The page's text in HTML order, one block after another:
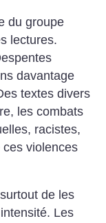
du groupe
lectures.
davantage
textes divers
les combats
racistes,
violences
de les
Les